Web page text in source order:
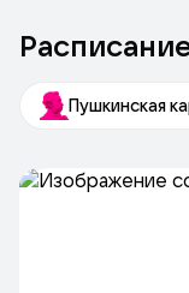
В заведении есть
живую музыку,
Пушкинская